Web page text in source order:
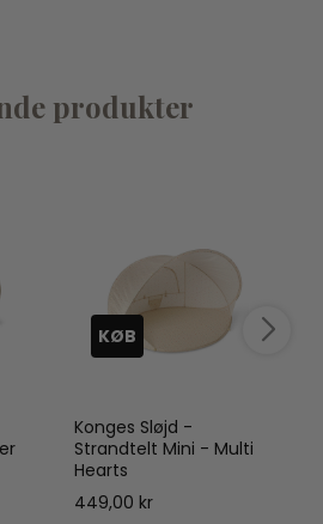
produkter
KØB
Konges Sløjd -
Strandtelt Mini - Multi
Hearts
449,00 kr